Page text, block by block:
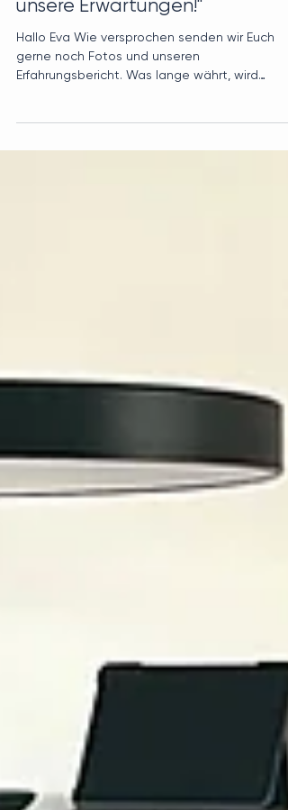
Wunschtisch, und übertraf all
unsere Erwartungen!"
Hallo Eva Wie versprochen senden wir Euch
endlich gut! Wir sind im...